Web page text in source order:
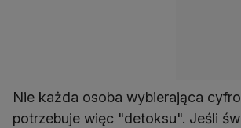
Nie każda osoba wybierająca
potrzebuje więc "detoksu". Jeśli